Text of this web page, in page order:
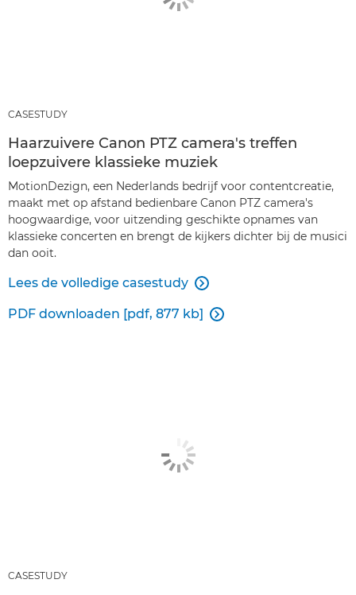
CASESTUDY
Haarzuivere Canon PTZ camera's treffen
loepzuivere klassieke muziek
MotionDezign, een Nederlands bedrijf voor contentcreatie,
maakt met op afstand bedienbare Canon PTZ camera's
hoogwaardige, voor uitzending geschikte opnames van
klassieke concerten en brengt de kijkers dichter bij de musici
dan ooit.
Lees de volledige casestudy 
PDF downloaden [pdf, 877 kb] 
CASESTUDY